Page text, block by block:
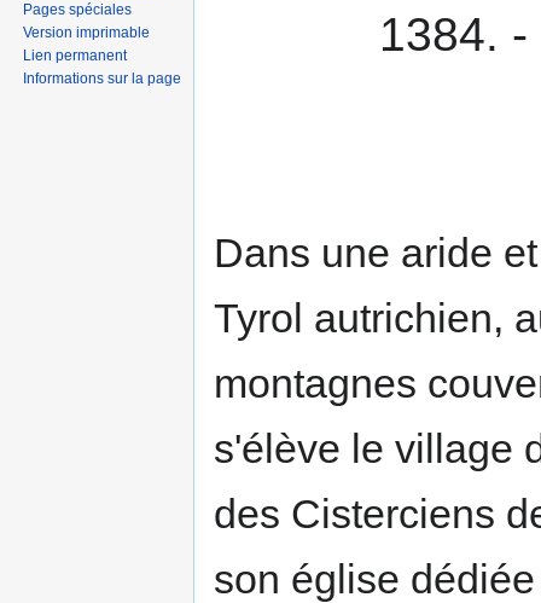
1384.
Dans une aride
Tyrol autrichien,
montagnes
s'élève le village
des Cisterciens
son église
Pages spéciales
Version imprimable
Lien permanent
Informations sur la page